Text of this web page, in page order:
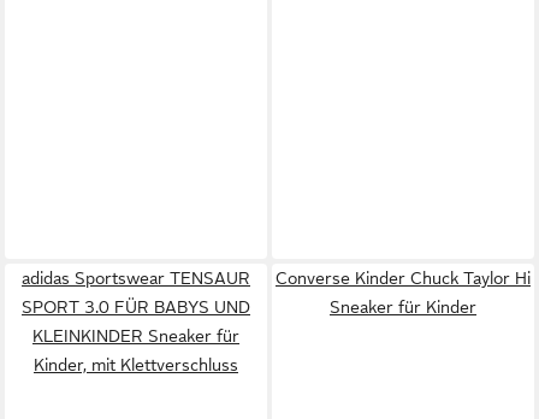
adidas Sportswear TENSAUR
SPORT 3.0 FÜR BABYS UND
KLEINKINDER Sneaker für
Kinder, mit Klettverschluss
Converse Kinder Chuck Taylor Hi
Sneaker für Kinder